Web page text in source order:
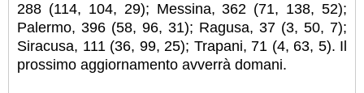
288 (114, 104, 29); Messina, 362 (71, 138, 52);
Palermo, 396 (58, 96, 31); Ragusa, 37 (3, 50, 7);
Siracusa, 111 (36, 99, 25); Trapani, 71 (4, 63, 5). Il
prossimo aggiornamento avverrà domani.